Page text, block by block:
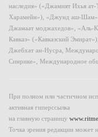
наследия» («Джамият Ихья
Харамейн»), «Джунд аш-Шам»
Джамаат моджахедов», «Аль-
Кавказ» («Кавказский
Джебхат ан-Нусра,
Синрике», Международное
При полном или частичном
активная гиперссылка
на главную страницу
Точка зрения редакции может